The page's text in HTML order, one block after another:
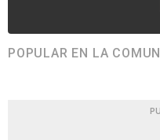
POPULAR EN LA